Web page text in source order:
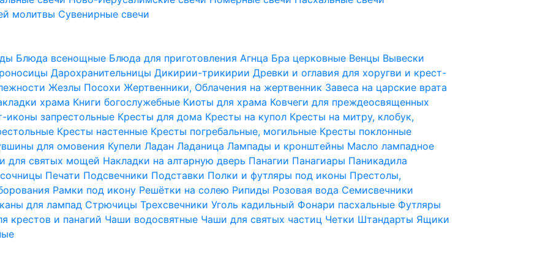
молитвы Сувенирные свечи
Блюда всенощные Блюда для приготовления Агнца Бра церковные Венцы Вывески
ДарохранительницыДикирии-трикирииДревки и оглавия для хоругви и крест-
Жезлы ПосохиЖертвенники, Облачения на жертвенник Завеса на царские врата
храма Книги богослужебные Киоты для храма Ковчеги для преждеосвященных
иконы запрестольные Кресты для дома Кресты на купол Кресты на митру, клобук,
Кресты настенные Кресты погребальные, могильные Кресты поклонные
для омовения КупелиЛаданЛаданицаЛампады и кронштейны Масло лампадное
для святых мощей Накладки на алтарную дверь Панагии Панагиары Паникадила
Печати Подсвечники Подставки Полки и футляры под иконы Престолы,
Рамки под икону Решётки на солею Рипиды Розовая вода Семисвечники
для лампад СтрючицыТрехсвечникиУголь кадильный Фонари пасхальные Футляры
крестов и панагий Чаши водосвятные Чаши для святых частиц Четки Штандарты Ящики